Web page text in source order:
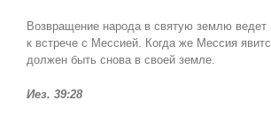
Возвращение народа в святую землю ведет
к встрече с Мессией. Когда же Мессия
должен быть снова в своей земле.
Иез. 39:28